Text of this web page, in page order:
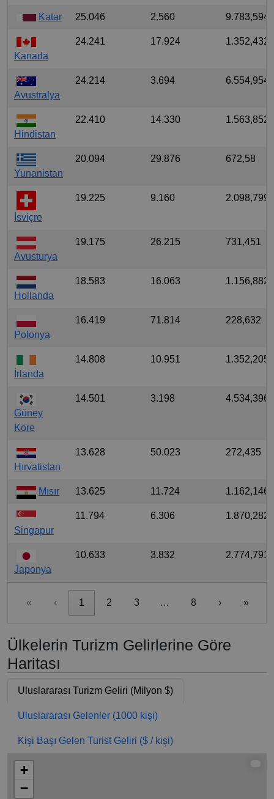
Katar 25.046 2.560 9.783,594
Kanada
24.241 17.924 1.352,432
Avustralya
24.214 3.694 6.554,954
Hindistan
22.410 14.330 1.563,852
Yunanistan
20.094 29.876 672,58
İsviçre
19.225 9.160 2.098,799
Avusturya
19.175 26.215 731,451
Hollanda
18.583 16.063 1.156,882
Polonya
16.419 71.814 228,632
İrlanda
14.808 10.951 1.352,205
Güney
Kore
14.501 3.198 4.534,396
Hırvatistan
13.628 50.023 272,435
Mısır 13.625 11.724 1.162,146
Singapur
11.794 6.306 1.870,282
Japonya
10.633 3.832 2.774,791
« ‹ 1 2 3 … 8 › »
Ülkelerin Turizm Gelirlerine Göre
Haritası
Uluslararası Turizm Geliri (Milyon $)
Uluslararası Gelenler (1000 kişi)
Kişi Başı Gelen Turist Geliri ($ / kişi)
+
−